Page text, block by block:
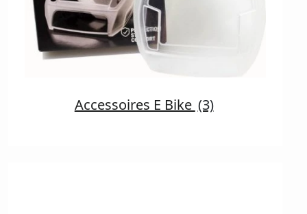
Accessoires E Bike (3)